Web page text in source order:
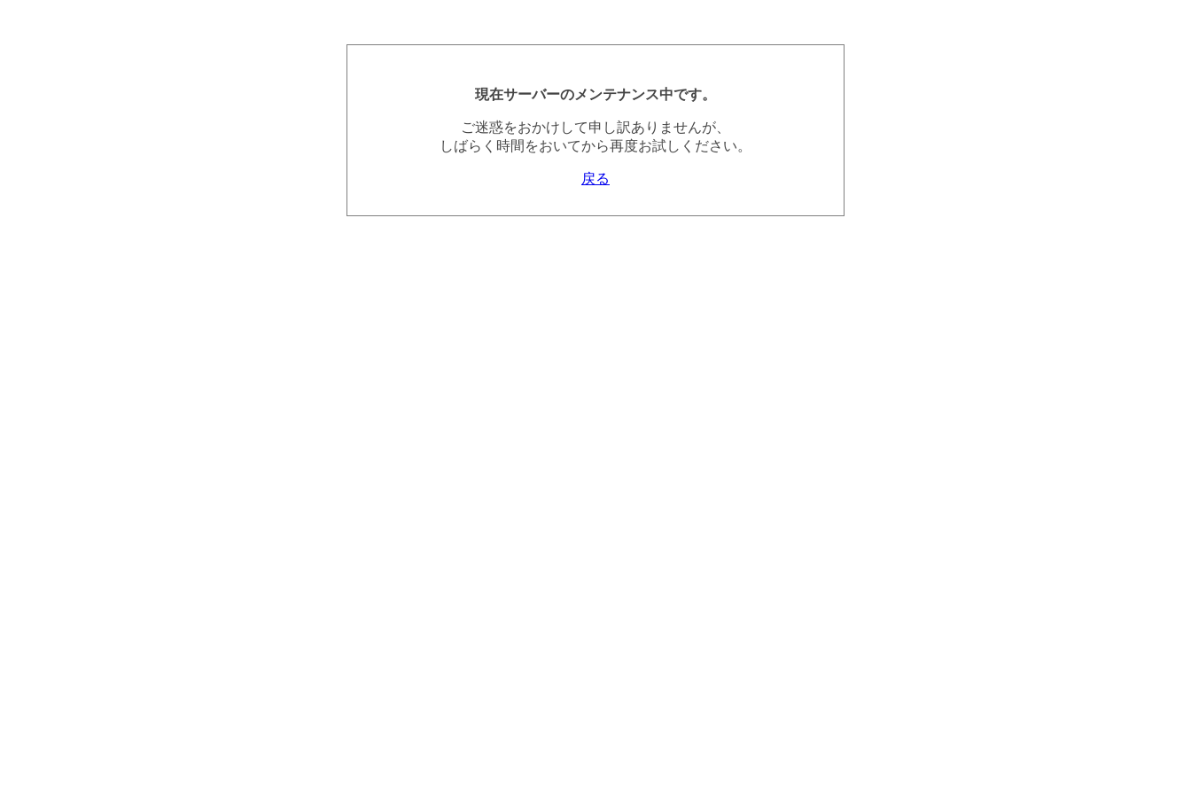
現在サーバーのメンテナンス中です。
ご迷惑をおかけして申し訳ありませんが、
しばらく時間をおいてから再度お試しください。
戻る